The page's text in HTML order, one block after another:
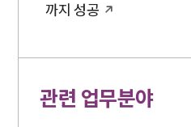
까지 성공
관련 업무분야